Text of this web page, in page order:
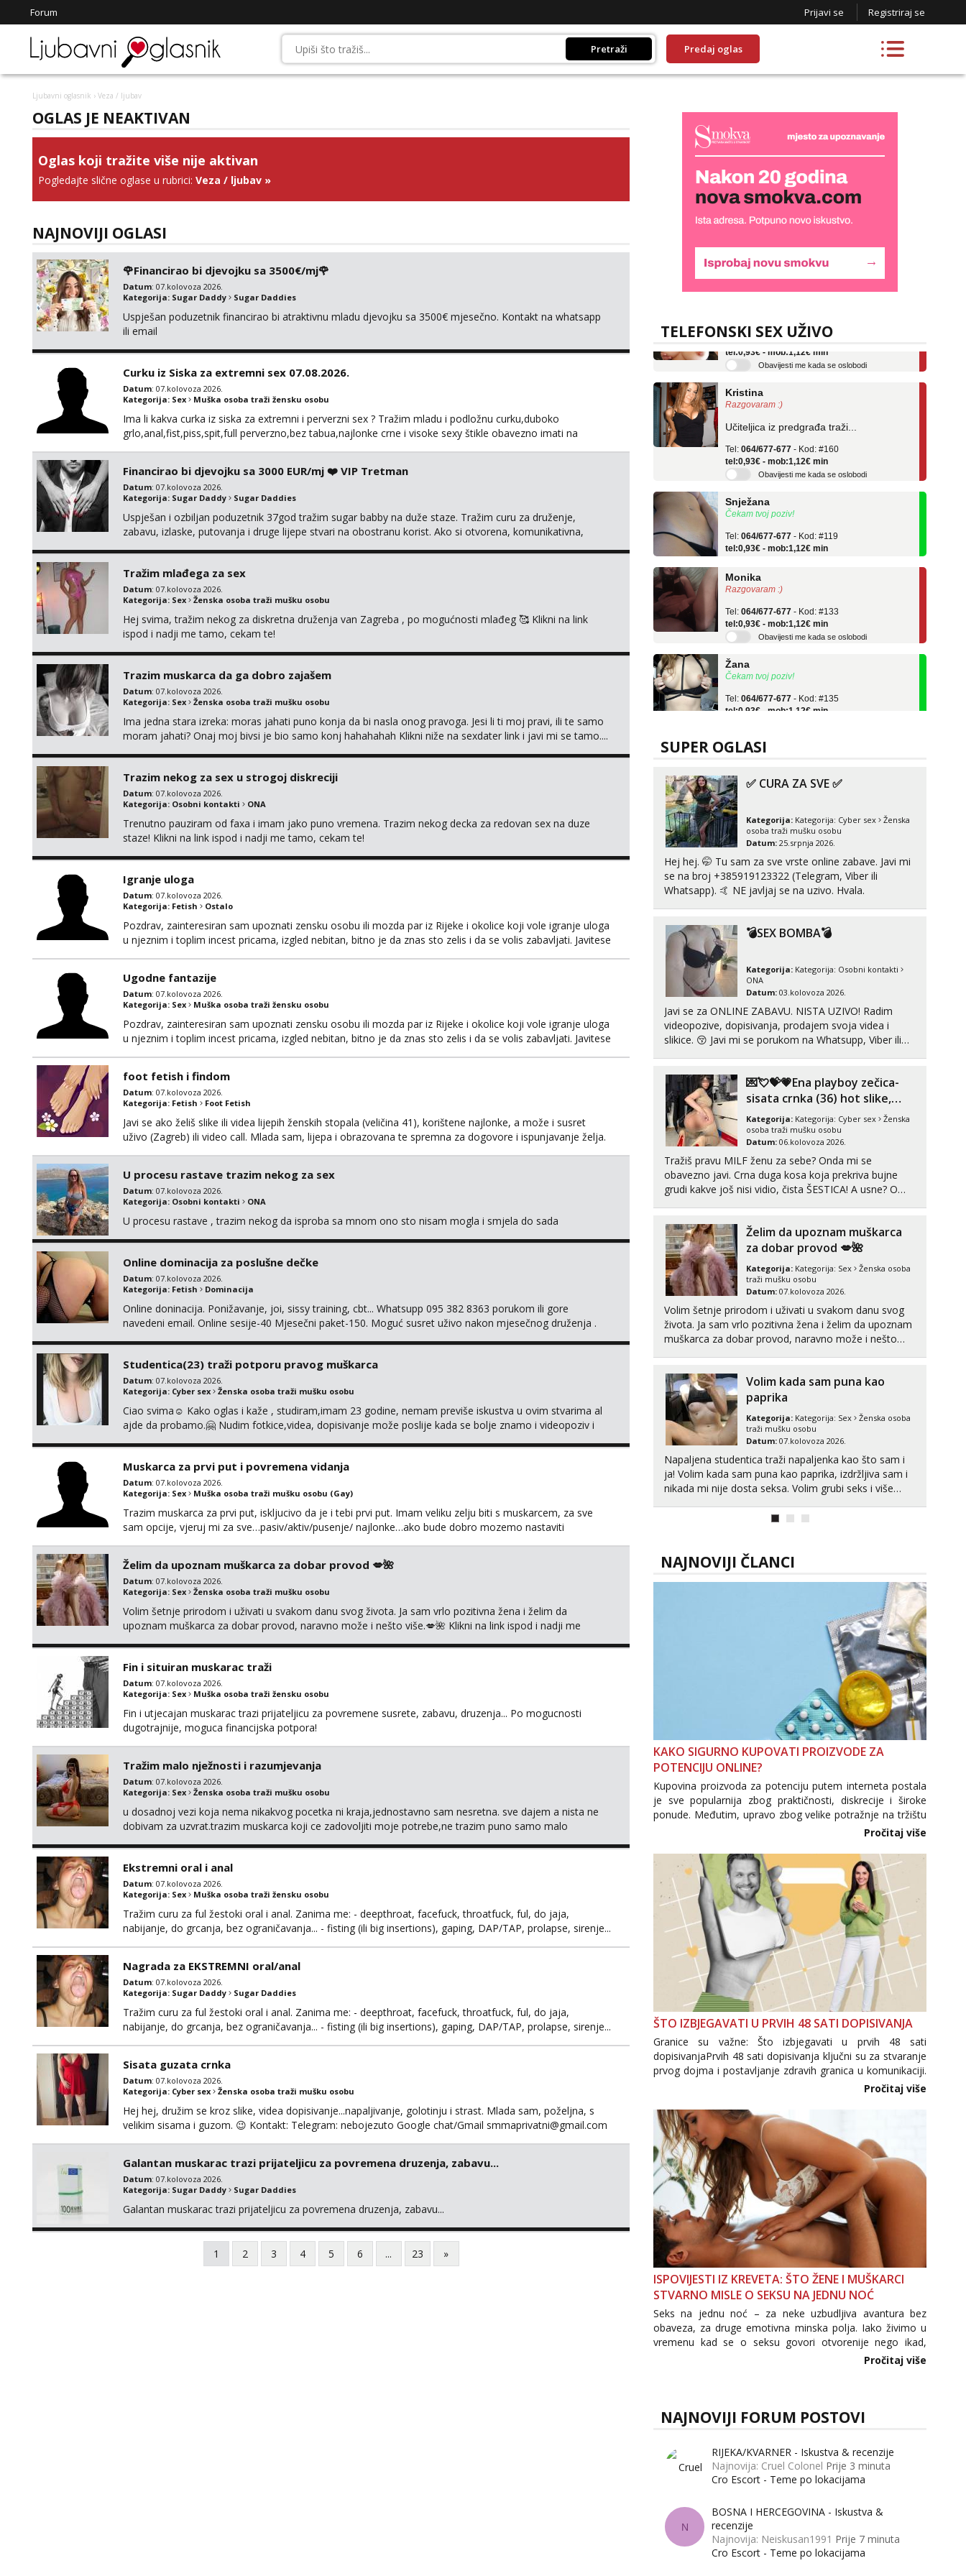
Forum Prijavi se Registriraj se
Pretraži Predaj oglas
Ljubavni oglasnik › Veza / ljubav
OGLAS JE NEAKTIVAN
Oglas koji tražite više nije aktivan
Pogledajte slične oglase u rubrici: Veza / ljubav »
NAJNOVIJI OGLASI
🌹Financirao bi djevojku sa 3500€/mj🌹
Datum: 07.kolovoza 2026.
Kategorija: Sugar Daddy Sugar Daddies
Uspješan poduzetnik financirao bi atraktivnu mladu djevojku sa 3500€ mjesečno. Kontakt na whatsapp
ili email
Curku iz Siska za extremni sex 07.08.2026.
Datum: 07.kolovoza 2026.
Kategorija: Sex Muška osoba traži žensku osobu
Ima li kakva curka iz siska za extremni i perverzni sex ? Tražim mladu i podložnu curku,duboko
grlo,anal,fist,piss,spit,full perverzno,bez tabua,najlonke crne i visoke sexy štikle obavezno imati na
Financirao bi djevojku sa 3000 EUR/mj ❤️ VIP Tretman
Datum: 07.kolovoza 2026.
Kategorija: Sugar Daddy Sugar Daddies
Uspješan i ozbiljan poduzetnik 37god tražim sugar babby na duže staze. Tražim curu za druženje,
zabavu, izlaske, putovanja i druge lijepe stvari na obostranu korist. Ako si otvorena, komunikativna,
Tražim mlađega za sex
Datum: 07.kolovoza 2026.
Kategorija: Sex Ženska osoba traži mušku osobu
Hej svima, tražim nekog za diskretna druženja van Zagreba , po mogućnosti mlađeg 🥰 Klikni na link
ispod i nadji me tamo, cekam te!
Trazim muskarca da ga dobro zajašem
Datum: 07.kolovoza 2026.
Kategorija: Sex Ženska osoba traži mušku osobu
Ima jedna stara izreka: moras jahati puno konja da bi nasla onog pravoga. Jesi li ti moj pravi, ili te samo
moram jahati? Onaj moj bivsi je bio samo konj hahahahah Klikni niže na sexdater link i javi mi se tamo....
Trazim nekog za sex u strogoj diskreciji
Datum: 07.kolovoza 2026.
Kategorija: Osobni kontakti ONA
Trenutno pauziram od faxa i imam jako puno vremena. Trazim nekog decka za redovan sex na duze
staze! Klikni na link ispod i nadji me tamo, cekam te!
Igranje uloga
Datum: 07.kolovoza 2026.
Kategorija: Fetish Ostalo
Pozdrav, zainteresiran sam upoznati zensku osobu ili mozda par iz Rijeke i okolice koji vole igranje uloga
u njeznim i toplim incest pricama, izgled nebitan, bitno je da znas sto zelis i da se volis zabavljati. Javitese
Ugodne fantazije
Datum: 07.kolovoza 2026.
Kategorija: Sex Muška osoba traži žensku osobu
Pozdrav, zainteresiran sam upoznati zensku osobu ili mozda par iz Rijeke i okolice koji vole igranje uloga
u njeznim i toplim incest pricama, izgled nebitan, bitno je da znas sto zelis i da se volis zabavljati. Javitese
foot fetish i findom
Datum: 07.kolovoza 2026.
Kategorija: Fetish Foot Fetish
Javi se ako želiš slike ili videa lijepih ženskih stopala (veličina 41), korištene najlonke, a može i susret
uživo (Zagreb) ili video call. Mlada sam, lijepa i obrazovana te spremna za dogovore i ispunjavanje želja.
U procesu rastave trazim nekog za sex
Datum: 07.kolovoza 2026.
Kategorija: Osobni kontakti ONA
U procesu rastave , trazim nekog da isproba sa mnom ono sto nisam mogla i smjela do sada
Online dominacija za poslušne dečke
Datum: 07.kolovoza 2026.
Kategorija: Fetish Dominacija
Online doninacija. Ponižavanje, joi, sissy training, cbt... Whatsupp 095 382 8363 porukom ili gore
navedeni email. Online sesije-40 Mjesečni paket-150. Moguć susret uživo nakon mjesečnog druženja .
Studentica(23) traži potporu pravog muškarca
Datum: 07.kolovoza 2026.
Kategorija: Cyber sex Ženska osoba traži mušku osobu
Ciao svima☺️ Kako oglas i kaže , studiram,imam 23 godine, nemam previše iskustva u ovim stvarima al
ajde da probamo.🤗 Nudim fotkice,videa, dopisivanje može poslije kada se bolje znamo i videopoziv i
Muskarca za prvi put i povremena vidanja
Datum: 07.kolovoza 2026.
Kategorija: Sex Muška osoba traži mušku osobu (Gay)
Trazim muskarca za prvi put, iskljucivo da je i tebi prvi put. Imam veliku zelju biti s muskarcem, za sve
sam opcije, vjeruj mi za sve…pasiv/aktiv/pusenje/ najlonke…ako bude dobro mozemo nastaviti
110kg. Ozenjen, uz dogovor o lokaciji i vremenu ja rjesavam apartman/hotel. Odgovara mi cijela
kontinentalna...
Želim da upoznam muškarca za dobar provod 💋🌺
Datum: 07.kolovoza 2026.
Kategorija: Sex Ženska osoba traži mušku osobu
Volim šetnje prirodom i uživati u svakom danu svog života. Ja sam vrlo pozitivna žena i želim da
upoznam muškarca za dobar provod, naravno može i nešto više.💋🌺 Klikni na link ispod i nadji me
Fin i situiran muskarac traži
Datum: 07.kolovoza 2026.
Kategorija: Sex Muška osoba traži žensku osobu
Fin i utjecajan muskarac trazi prijateljicu za povremene susrete, zabavu, druzenja... Po mogucnosti
dugotrajnije, moguca financijska potpora!
Tražim malo nježnosti i razumjevanja
Datum: 07.kolovoza 2026.
Kategorija: Sex Ženska osoba traži mušku osobu
u dosadnoj vezi koja nema nikakvog pocetka ni kraja,jednostavno sam nesretna. sve dajem a nista ne
dobivam za uzvrat.trazim muskarca koji ce zadovoljiti moje potrebe,ne trazim puno samo malo
Ekstremni oral i anal
Datum: 07.kolovoza 2026.
Kategorija: Sex Muška osoba traži žensku osobu
Tražim curu za ful žestoki oral i anal. Zanima me: - deepthroat, facefuck, throatfuck, ful, do jaja,
nabijanje, do grcanja, bez ograničavanja... - fisting (ili big insertions), gaping, DAP/TAP, prolapse, sirenje...
Nagrada za EKSTREMNI oral/anal
Datum: 07.kolovoza 2026.
Kategorija: Sugar Daddy Sugar Daddies
Tražim curu za ful žestoki oral i anal. Zanima me: - deepthroat, facefuck, throatfuck, ful, do jaja,
nabijanje, do grcanja, bez ograničavanja... - fisting (ili big insertions), gaping, DAP/TAP, prolapse, sirenje...
Sisata guzata crnka
Datum: 07.kolovoza 2026.
Kategorija: Cyber sex Ženska osoba traži mušku osobu
Hej hej, družim se kroz slike, videa dopisivanje...napaljivanje, golotinju i strast. Mlada sam, poželjna, s
velikim sisama i guzom. 😉 Kontakt: Telegram: nebojezuto Google chat/Gmail smmaprivatni@gmail.com
Galantan muskarac trazi prijateljicu za povremena druzenja, zabavu...
Datum: 07.kolovoza 2026.
Kategorija: Sugar Daddy Sugar Daddies
Galantan muskarac trazi prijateljicu za povremena druzenja, zabavu...
1 2 3 4 5 6 ... 23 »
TELEFONSKI SEX UŽIVO
Liliana
Tel: 064/677-677 - Kod: #69
tel:0,93€ - mob:1,12€ min
Obavijesti me kada se oslobodi
Razgovaram :)
Učiteljica iz predgrađa traži...
064/677-677
- Kod: #160
tel:0,93€ - mob:1,12€ min
Obavijesti me kada se oslobodi
Čekam tvoj poziv!
064/677-677
tel:0,93€ - mob:1,12€ min
Razgovaram :)
064/677-677
tel:0,93€ - mob:1,12€ min
Obavijesti me kada se oslobodi
Čekam tvoj poziv!
064/677-677
tel:0,93€ - mob:1,12€ min
Zara
Razgovaram :)
Tel: 064/677-677 - Kod: #123
tel:0,93€ - mob:1,12€ min
Obavijesti me kada se oslobodi
Anđela
Čekam tvoj poziv!
tel:0,93€ - mob:1,12€ min
Liliana
Razgovaram :)
Tel: 064/677-677- Kod: #69
tel:0,93€ - mob:1,12€ min
Obavijesti me kada se oslobodi
Kristina
Razgovaram :)
Učiteljica iz predgrađa traži...
- Kod: #160
tel:0,93€ - mob:1,12€ min
Obavijesti me kada se oslobodi
Snježana
Čekam tvoj poziv!
Tel:064/677-677- Kod: #119
tel:0,93€ - mob:1,12€ min
Monika
Razgovaram :)
Tel: 064/677-677- Kod: #133
tel:0,93€ - mob:1,12€ min
Obavijesti me kada se oslobodi
Žana
Čekam tvoj poziv!
Tel:064/677-677- Kod: #135
Ivančica
Čekam tvoj poziv!
064/677-677 - Kod: #108
tel:0,93€ - mob:1,12€ min
Zara
Razgovaram :)
Tel:064/677-677- Kod: #123
Anđela
Čekam tvoj poziv!
SUPER OGLASI
✅ CURA ZA SVE ✅
Kategorija: Kategorija: Cyber sex
Ženska
osoba traži mušku osobu
Datum: 25.srpnja 2026.
Hej hej. 🤭 Tu sam za sve vrste online zabave. Javi mi
se na broj +385919123322 (Telegram, Viber ili
Whatsapp). 🤙 NE javljaj se na uzivo. Hvala.
💣SEX BOMBA💣
Kategorija: Kategorija: Osobni kontakti
ONA
Datum: 03.kolovoza 2026.
Javi se za ONLINE ZABAVU. NISTA UZIVO! Radim
videopozive, dopisivanja, prodajem svoja videa i
slikice. 😚 Javi mi se porukom na Whatsupp, Viber ili
💌💘💝💗Ena playboy zečica-
sisata crnka (36) hot slike,
videa i c2c💗
Kategorija: Kategorija: Cyber sex
Ženska
osoba traži mušku osobu
Datum: 06.kolovoza 2026.
Tražiš pravu MILF ženu za sebe? Onda mi se
obavezno javi. Crna duga kosa koja prekriva bujne
grudi kakve još nisi vidio, čista ŠESTICA! A usne? O
nisi vidio. Uvijek sam spremna za ONLOINE zabavu...
Želim da upoznam muškarca
za dobar provod 💋🌺
Kategorija: Kategorija: Sex
Ženska osoba
traži mušku osobu
Datum: 07.kolovoza 2026.
Volim šetnje prirodom i uživati u svakom danu svog
života. Ja sam vrlo pozitivna žena i želim da upoznam
muškarca za dobar provod, naravno može i nešto
Volim kada sam puna kao
paprika
Kategorija: Kategorija: Sex
Ženska osoba
traži mušku osobu
Datum: 07.kolovoza 2026.
Napaljena studentica traži napaljenka kao što sam i
ja! Volim kada sam puna kao paprika, izdržljiva sam i
nikada mi nije dosta seksa. Volim grubi seks i više
NAJNOVIJI ČLANCI
KAKO SIGURNO KUPOVATI PROIZVODE ZA
POTENCIJU ONLINE?
Kupovina proizvoda za potenciju putem interneta postala
je sve popularnija zbog praktičnosti, diskrecije i široke
ponude. Međutim, upravo zbog velike potražnje na tržištu
se pojavljuju i brojni krivotvoreni proizvodi, nepouzdane
internetske trgovine te proizvodi nepoznatog podrijetla. ...
Pročitaj više
ŠTO IZBJEGAVATI U PRVIH 48 SATI DOPISIVANJA
Granice su važne: Što izbjegavati u prvih 48 sati
dopisivanjaPrvih 48 sati dopisivanja ključni su za stvaranje
prvog dojma i postavljanje zdravih granica u komunikaciji.
Važno je izbjeći prebrzo otkrivanje osobnih ili intimnih
informacija, jer nepoznata osoba još nije zaslužila to
povjerenje. Takođe...
Pročitaj više
ISPOVIJESTI IZ KREVETA: ŠTO ŽENE I MUŠKARCI
STVARNO MISLE O SEKSU NA JEDNU NOĆ
Seks na jednu noć – za neke uzbudljiva avantura bez
obaveza, za druge emotivna minska polja. Iako živimo u
vremenu kad se o seksu govori otvorenije nego ikad,
tema „jedne noći strasti“ i dalje izaziva burne rasprave. Što
Pročitaj više
NAJNOVIJI FORUM POSTOVI
RIJEKA/KVARNER - Iskustva & recenzije
Najnovija: Cruel Colonel Prije 3 minuta
Cro Escort - Teme po lokacijama
N
BOSNA I HERCEGOVINA - Iskustva &
recenzije
Najnovija: Neiskusan1991 Prije 7 minuta
Cro Escort - Teme po lokacijama